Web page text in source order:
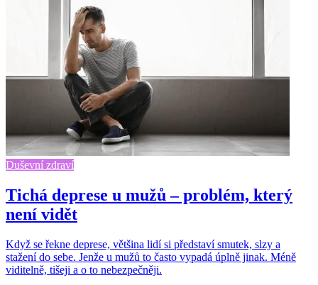
Duševní zdraví
Tichá deprese u mužů – problém, který
není vidět
Když se řekne deprese, většina lidí si představí smutek, slzy a
stažení do sebe. Jenže u mužů to často vypadá úplně jinak. Méně
viditelně, tišeji a o to nebezpečněji.